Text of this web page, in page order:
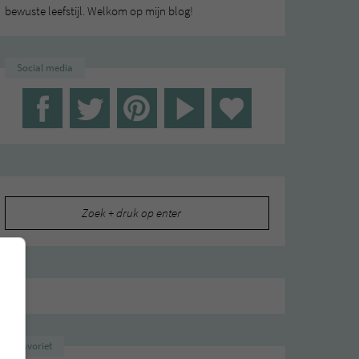
bewuste leefstijl. Welkom op mijn blog!
Social media
Favoriet